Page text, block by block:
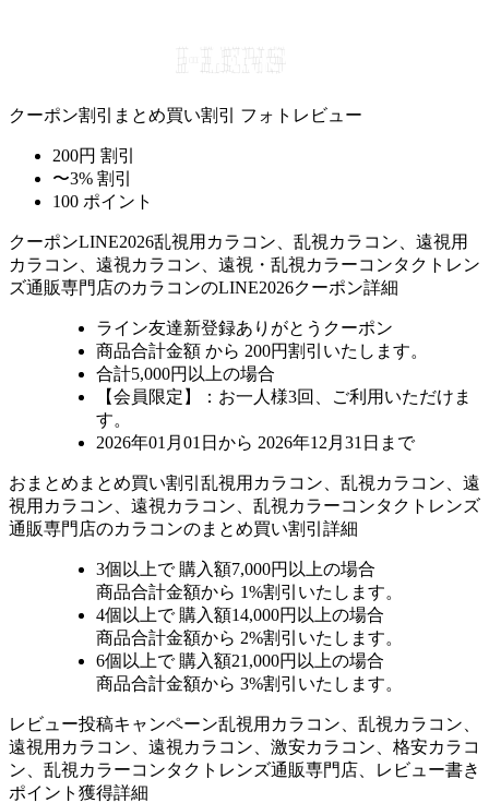
クーポン割引 まとめ買い割引 フォトレビュー
200円 割引
〜3% 割引
100 ポイント
クーポンLINE2026乱視用カラコン、乱視カラコン、遠視用
カラコン、遠視カラコン、遠視・乱視カラーコンタクトレン
ズ通販専門店のカラコンのLINE2026クーポン詳細
ライン友達新登録ありがとうクーポン
商品合計金額 から 200円割引 いたします。
合計5,000円以上の場合
【会員限定】：お一人様3回
、ご利用いただけま
す。
2026年01月01日から 2026年12月31日まで
おまとめ まとめ買い割引 乱視用カラコン、乱視カラコン、遠
視用カラコン、遠視カラコン、乱視カラーコンタクトレンズ
通販専門店のカラコンのまとめ買い割引詳細
3個 以上で 購入額7,000円以上の場合
商品合計金額から 1%割引いたします。
4個 以上で 購入額14,000円以上の場合
商品合計金額から 2%割引いたします。
6個 以上で 購入額21,000円以上の場合
商品合計金額から 3%割引いたします。
レビュー投稿キャンペーン乱視用カラコン、乱視カラコン、
遠視用カラコン、遠視カラコン、激安カラコン、格安カラコ
ン、乱視カラーコンタクトレンズ通販専門店、レビュー書き
ポイント獲得詳細